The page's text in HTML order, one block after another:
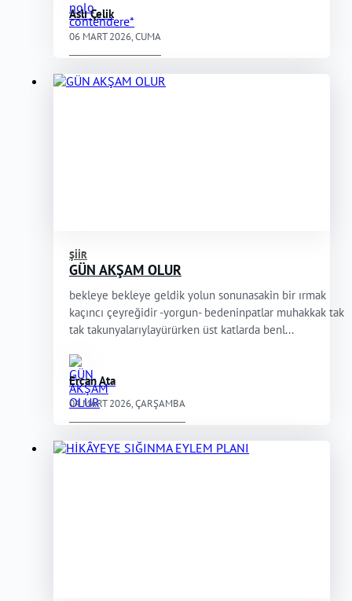
Aslı Çelik
06 MART 2026, CUMA
ŞIIR
GÜN AKŞAM OLUR
bekleye bekleye geldik yolun sonunasakin bir ırmak
kaçıncı çeyreğidir -yorgun- bedeninpatlar muhakkak tak
tak takunyalarıylayürürken üst katlarda benl...
Ercan Ata
04 MART 2026, ÇARŞAMBA